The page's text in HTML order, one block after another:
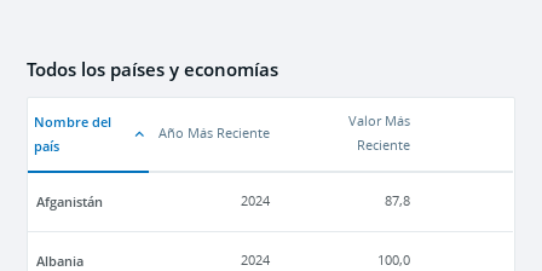
Todos los países y economías
Nombre del
país
Año Más Reciente
Valor Más
Reciente
Afganistán 2024 87,8
Albania 2024 100,0